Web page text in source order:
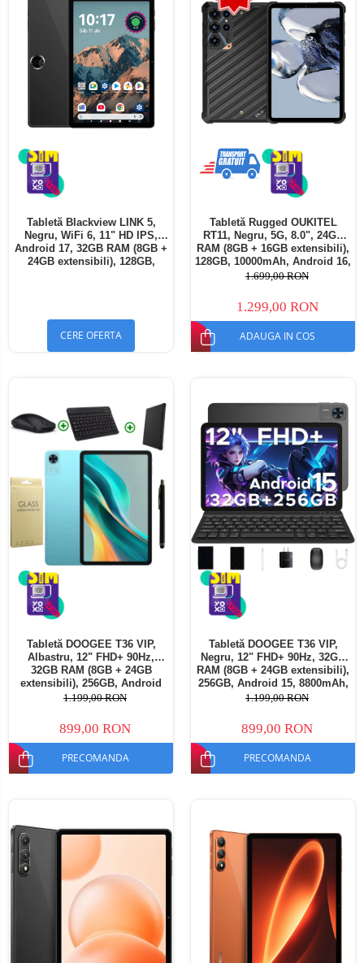
Tabletă Blackview LINK 5,
Negru, WiFi 6, 11" HD IPS,
Android 17, 32GB RAM (8GB +
24GB extensibili), 128GB,
CERE OFERTA
Tabletă Rugged OUKITEL
RT11, Negru, 5G, 8.0", 24GB
RAM (8GB + 16GB extensibili),
128GB, 10000mAh, Android 16,
Cameră 16MP AI, Dock
1.699,00 RON
1.299,00 RON
ADAUGA IN COS
Tabletă DOOGEE T36 VIP,
Albastru, 12" FHD+ 90Hz,
32GB RAM (8GB + 24GB
extensibili), 256GB, Android
15, 8800mAh, Dual SIM
1.199,00 RON
899,00 RON
PRECOMANDA
Tabletă DOOGEE T36 VIP,
Negru, 12" FHD+ 90Hz, 32GB
RAM (8GB + 24GB extensibili),
256GB, Android 15, 8800mAh,
Dual SIM
1.199,00 RON
899,00 RON
PRECOMANDA